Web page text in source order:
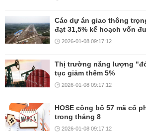
Các dự án giao thông
đạt 31,5% kế hoạch vốn
2026-01-08 09:17:12
Thị trường năng lượng
tục giảm thêm 5%
2026-01-08 09:17:12
HOSE công bố 57 mã cổ
trong tháng 8
2026-01-08 09:17:12